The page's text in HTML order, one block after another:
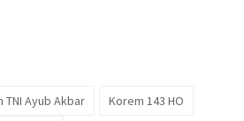
TNI Ayub Akbar
Korem 143 HO